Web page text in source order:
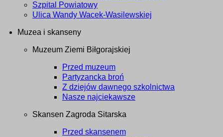
Szpital Powiatowy
Ulica Wandy Wacek-Wasilewskiej
Muzea i skanseny
Muzeum Ziemi Biłgorajskiej
Przed muzeum
Partyzancka broń
Z dziejów dawnego szkolnictwa
Nasze najciekawsze
Skansen Zagroda Sitarska
Przed skansenem